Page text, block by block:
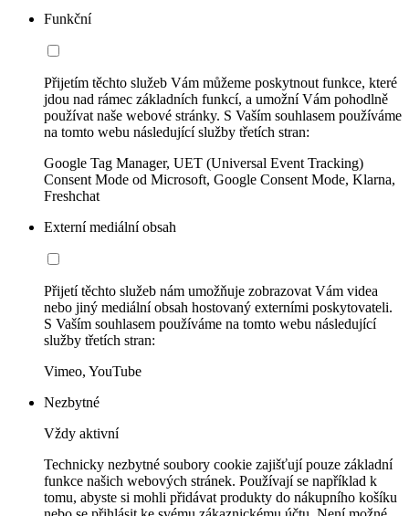
Funkční
Přijetím těchto služeb Vám můžeme poskytnout funkce, které
jdou nad rámec základních funkcí, a umožní Vám pohodlně
používat naše webové stránky. S Vaším souhlasem používáme
na tomto webu následující služby třetích stran:
Google Tag Manager, UET (Universal Event Tracking)
Consent Mode od Microsoft, Google Consent Mode, Klarna,
Freshchat
Externí mediální obsah
Přijetí těchto služeb nám umožňuje zobrazovat Vám videa
nebo jiný mediální obsah hostovaný externími poskytovateli.
S Vaším souhlasem používáme na tomto webu následující
služby třetích stran:
Vimeo, YouTube
Nezbytné
Vždy aktivní
Technicky nezbytné soubory cookie zajišťují pouze základní
funkce našich webových stránek. Používají se například k
tomu, abyste si mohli přidávat produkty do nákupního košíku